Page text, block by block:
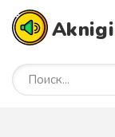
Aknigi